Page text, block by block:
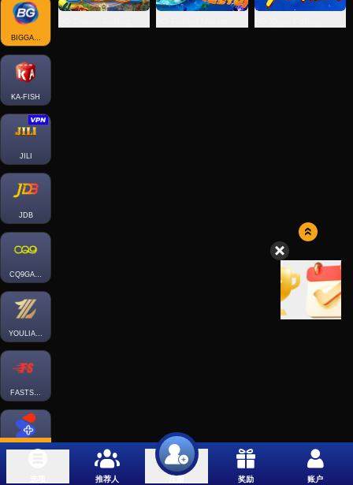
BIGGAMING
KA-FISH
JILI
JDB
CQ9GAMING
YOULIANGAMING
FASTSPIN-FISH
SPLUS-FISH
推荐人 奖励 账户